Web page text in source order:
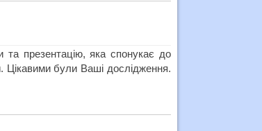
та презентацію, яка спонукає до
Цікавими були Ваші дослідження.